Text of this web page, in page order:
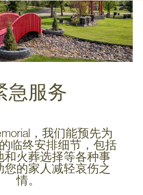
急服务
，我们能预先为
临终安排细节，包括
和火葬选择等各种事
您的家人减轻哀伤之
情。